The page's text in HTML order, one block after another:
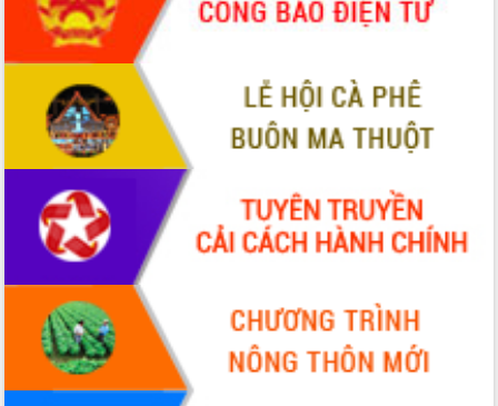
Xây dựng nông thôn mới: Nâng cao đời
sống người dân từ những mô hình thiết
Quyết liệt tháo gỡ vướng mắc, đẩy
nhanh tiến độ các dự án trọng điểm
trong Khu kinh tế Nam Phú Yên
Hòn Yến phát triển du lịch gắn với bảo
tồn biển
Lấy ý kiến điều chỉnh Quy hoạch tỉnh
Đắk Lắk thời kỳ 2021-2030, tầm nhìn
đến năm 2050
Phát động chiến dịch 30 ngày đêm
giải phóng mặt bằng Tuyến đường bộ
ven biển
Đắk Lắk nỗ lực thúc đẩy tăng trưởng
kinh tế từ 10% trở lên trong Quý
II/2026